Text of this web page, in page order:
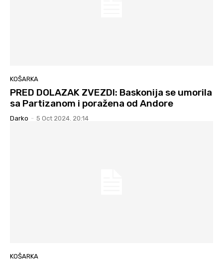
KOŠARKA
PRED DOLAZAK ZVEZDI: Baskonija se umorila
sa Partizanom i poražena od Andore
Darko - 5 Oct 2024. 20:14
KOŠARKA